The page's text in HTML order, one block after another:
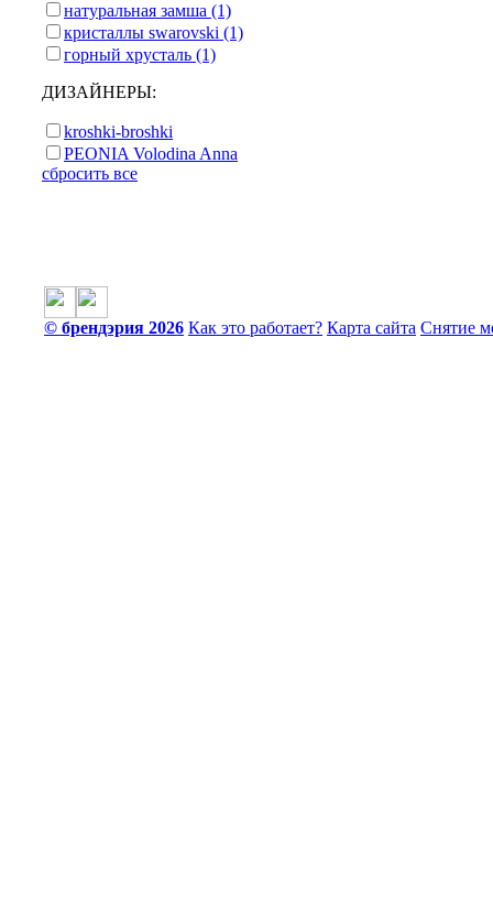
натуральная замша (1)
кристаллы swarovski (1)
горный хрусталь (1)
ДИЗАЙНЕРЫ:
kroshki-broshki
PEONIA Volodina Anna
сбросить все
© брендэрия 2026 Как это работает? Карта сайта Снятие